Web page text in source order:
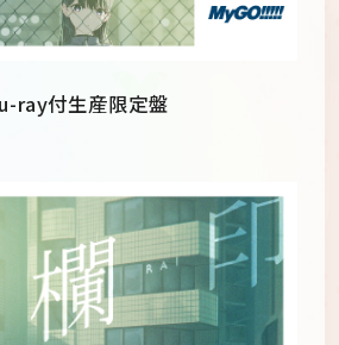
ray付生産限定盤